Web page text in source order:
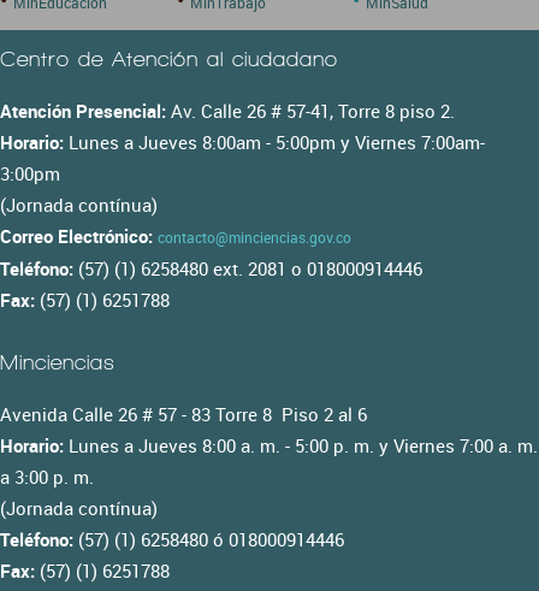
Centro de Atención al ciudadano
Atención Presencial: Av. Calle 26 # 57-41, Torre 8 piso 2.
Horario: Lunes a Jueves 8:00am - 5:00pm y Viernes 7:00am-
3:00pm
(Jornada contínua)
Correo Electrónico: contacto@minciencias.gov.co
Teléfono: (57) (1) 6258480 ext. 2081 o 018000914446
Fax: (57) (1) 6251788
Minciencias
Avenida Calle 26 # 57 - 83 Torre 8 Piso 2 al 6
Horario: Lunes a Jueves 8:00 a. m. - 5:00 p. m. y Viernes 7:00 a. m.
a 3:00 p. m.
(Jornada contínua)
Teléfono: (57) (1) 6258480 ó 018000914446
Fax: (57) (1) 6251788